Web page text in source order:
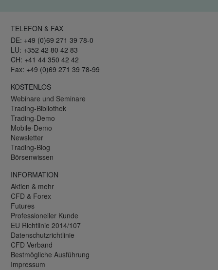
TELEFON & FAX
DE: +49 (0)69 271 39 78-0
LU: +352 42 80 42 83
CH: +41 44 350 42 42
Fax: +49 (0)69 271 39 78-99
KOSTENLOS
Webinare und Seminare
Trading-Bibliothek
Trading-Demo
Mobile-Demo
Newsletter
Trading-Blog
Börsenwissen
INFORMATION
Aktien & mehr
CFD & Forex
Futures
Professioneller Kunde
EU Richtlinie 2014/107
Datenschutzrichtlinie
CFD Verband
Bestmögliche Ausführung
Impressum